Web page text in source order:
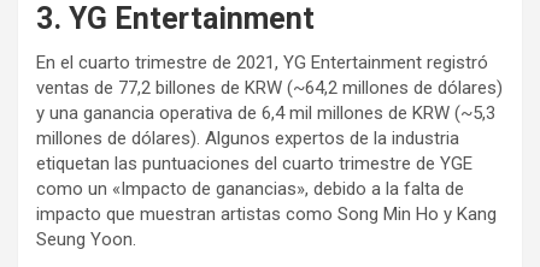
3. YG Entertainment
En el cuarto trimestre de 2021, YG Entertainment registró
ventas de 77,2 billones de KRW (~64,2 millones de dólares)
y una ganancia operativa de 6,4 mil millones de KRW (~5,3
millones de dólares). Algunos expertos de la industria
etiquetan las puntuaciones del cuarto trimestre de YGE
como un «Impacto de ganancias», debido a la falta de
impacto que muestran artistas como Song Min Ho y Kang
Seung Yoon.